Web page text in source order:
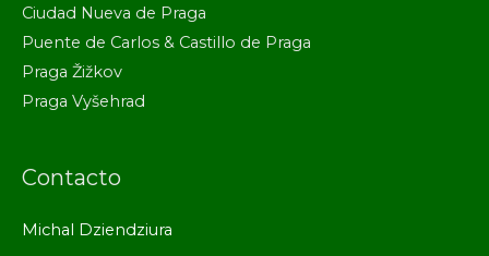
Ciudad Nueva de Praga
Puente de Carlos & Castillo de Praga
Praga Žižkov
Praga Vyšehrad
Contacto
Michal Dziendziura